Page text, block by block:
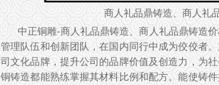
商人礼品鼎铸造、商人礼
中正铜雕-商人礼品鼎铸造、商人礼品鼎铸造
管理队伍和创新团队，在国内同行中成为佼佼者
司文化品牌，提升公司的品牌价值及创造力，为
铜铸造都能熟练掌握其材料比例和配方。能使铸